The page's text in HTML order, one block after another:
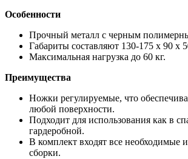
Особенности
Прочный металл с черным
Габариты составляют 130-175 x 90 x
Максимальная нагрузка до 60 кг.
Преимущества
Ножки регулируемые, что
любой поверхности.
Подходит для использования как в
гардеробной.
В комплект входят все необходимые
сборки.